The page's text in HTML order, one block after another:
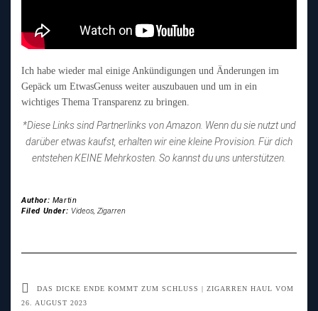
Ich habe wieder mal einige Ankündigungen und Änderungen im
Gepäck um EtwasGenuss weiter auszubauen und um in ein
wichtiges Thema Transparenz zu bringen.
*Diese Links sind Partnerlinks von Amazon. Wenn du sie nutzt und
darüber etwas kaufst, erhalten wir eine kleine Provision. Für dich
entstehen KEINE Mehrkosten. So kannst du uns unterstützen.
Author: Martin
Filed Under: Videos, Zigarren
DAS DICKE ENDE KOMMT ZUM SCHLUSS | ZIGARREN HAUL VOM
26. AUGUST 2023